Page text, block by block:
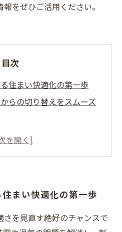
をぜひご活用ください。
目次
住まい快適化の第一歩
らの切り替えをスムーズ
するリフォーム術とは？
ームで一年中心地よい暮
まい快適化の第一歩
を見直す絶好のチャンスで